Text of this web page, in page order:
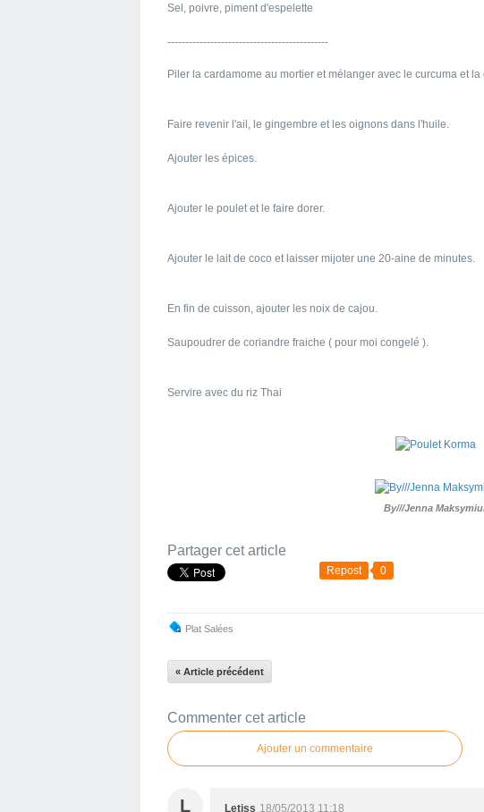
Sel, poivre, piment d'espelette
---------------------------------------------
Piler la cardamome au mortier et mélanger avec le curcuma et
Faire revenir l'ail, le gingembre et les oignons dans l'huile.
Ajouter les épices.
Ajouter le poulet et le faire dorer.
Ajouter le lait de coco et laisser mijoter une 20-aine de minutes.
En fin de cuisson, ajouter les noix de cajou.
Saupoudrer de coriandre fraiche ( pour moi congelé ).
Servire avec du riz Thai
By///Jenna
Partager cet article
Repost 0
Plat Salées
« Article précédent
Commenter cet article
Ajouter un commentaire
L Letiss 18/05/2013 11:18